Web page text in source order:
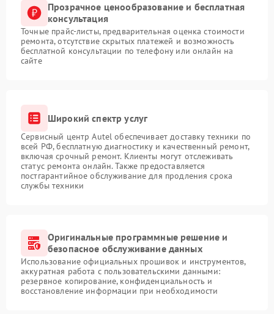
Прозрачное ценообразование и бесплатная
консультация
Точные прайс-листы, предварительная оценка стоимости
ремонта, отсутствие скрытых платежей и возможность
бесплатной консультации по телефону или онлайн на
сайте
Широкий спектр услуг
Сервисный центр Autel обеспечивает доставку техники по
всей РФ, бесплатную диагностику и качественный ремонт,
включая срочный ремонт. Клиенты могут отслеживать
статус ремонта онлайн. Также предоставляется
постгарантийное обслуживание для продления срока
службы техники
Оригинальные программные решение и
безопасное обслуживание данных
Использование официальных прошивок и инструментов,
аккуратная работа с пользовательскими данными:
резервное копирование, конфиденциальность и
восстановление информации при необходимости